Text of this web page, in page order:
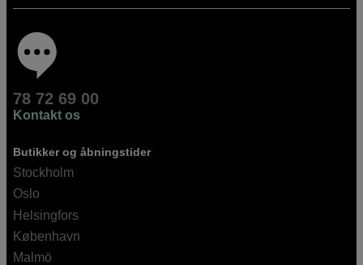
78 72 69 00
Kontakt os
Butikker og åbningstider
Stockholm
Oslo
Helsingfors
København
Malmö